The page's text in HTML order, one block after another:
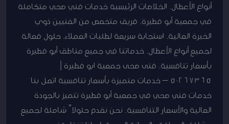
أنواع الأعطال. الخلاصات الرئيسية خدمات فني صحي متكاملة
في جمعية أبو فطيرة. فريق متخصص من الفنيين ذوي
الخبرة العالية. استجابة سريعة لطلبات العملاء. حلول فعالة
لجميع أنواع الأعطال. خدماتنا في جميع مناطق أبو فطيرة
بأسعار تنافسية. فنى صحى جمعية ابو فطيرة |
50267365 – خدمات متميزة بأسعار تنافسية اتصل بنا
خدمات فني صحي في جمعية أبو فطيرة تتميز بالجودة
العالية والأسعار التنافسية. نحن نقدم حلولاً شاملة لجميع